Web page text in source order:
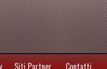
Siti Partner Contatti